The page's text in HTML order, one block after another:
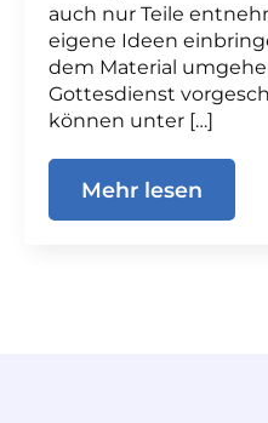
auch nur Teile
eigene Ideen
dem Material
Gottesdienst
können unter […]
Mehr lesen